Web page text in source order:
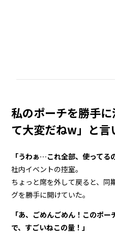
私のポーチを勝手
て大変だねw」と言
「うわぁ…これ全部、使ってる
社内イベントの控室。
ちょっと席を外して戻ると、同
グを勝手に開けていた。
「あ、ごめんごめん！このポ
で、すごいねこの量！」